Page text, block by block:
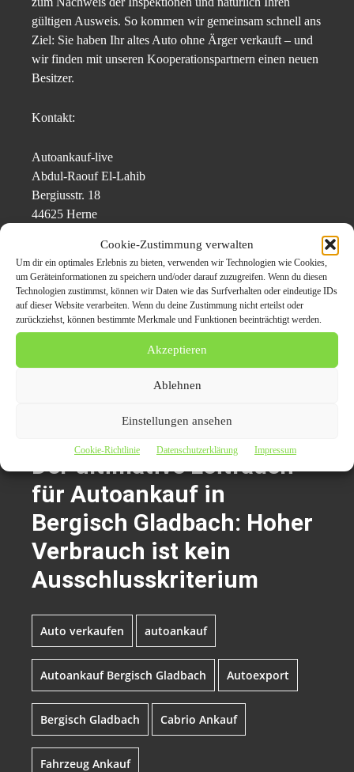
Cookie-Zustimmung verwalten
Um dir ein optimales Erlebnis zu bieten, verwenden wir Technologien wie Cookies,
um Geräteinformationen zu speichern und/oder darauf zuzugreifen. Wenn du diesen
Technologien zustimmst, können wir Daten wie das Surfverhalten oder eindeutige IDs
auf dieser Website verarbeiten. Wenn du deine Zustimmung nicht erteilst oder
zurückziehst, können bestimmte Merkmale und Funktionen beeinträchtigt werden.
Akzeptieren
Ablehnen
Einstellungen ansehen
Cookie-Richtlinie Datenschutzerklärung Impressum
gültigen Ausweis. So kommen wir gemeinsam schnell ans
Ziel: Sie haben Ihr altes Auto ohne Ärger verkauft – und
wir finden mit unseren Kooperationspartnern einen neuen
Besitzer.
Kontakt:
Autoankauf-live
Abdul-Raouf El-Lahib
Bergiusstr. 18
44625 Herne
E-Mail: kontakt@autoankauf-live.de
Webseite: https://autoankauf-live.de/
Originalinhalt von Autoankauf-live, veröffentlicht unter dem Titel “
Autoankauf-live in Bergisch Gladbach: Auch Autos mit hohem Verbrauch
finden Käufer“, übermittelt durch Carpr.de
Themen zum Beitrag
Der ultimative Leitfaden
für Autoankauf in
Bergisch Gladbach: Hoher
Verbrauch ist kein
Ausschlusskriterium
Auto verkaufen autoankauf
Autoankauf Bergisch Gladbach Autoexport
Bergisch Gladbach Cabrio Ankauf
Fahrzeug Ankauf